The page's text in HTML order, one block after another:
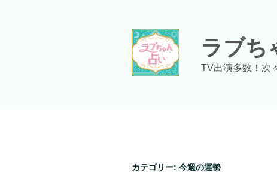
ラブち
TV出演多数！次
カテゴリー: 今週の運勢